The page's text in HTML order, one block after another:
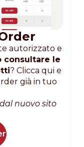
autorizzato e
consultare le
? Clicca qui e
già in tuo
nuovo sito